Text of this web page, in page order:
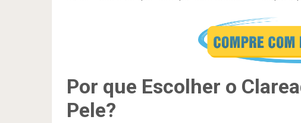
Por que Escolher o
Pele?